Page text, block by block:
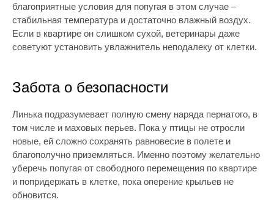
благоприятные условия для попугая в этом случае –
стабильная температура и достаточно влажный воздух.
Если в квартире он слишком сухой, ветеринары даже
советуют установить увлажнитель неподалеку от клетки.
Забота о безопасности
Линька подразумевает полную смену наряда пернатого, в
том числе и маховых перьев. Пока у птицы не отросли
новые, ей сложно сохранять равновесие в полете и
благополучно приземляться. Именно поэтому желательно
уберечь попугая от свободного перемещения по квартире
и попридержать в клетке, пока оперение крыльев не
обновится.